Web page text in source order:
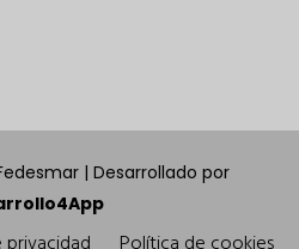
| Desarrollado por